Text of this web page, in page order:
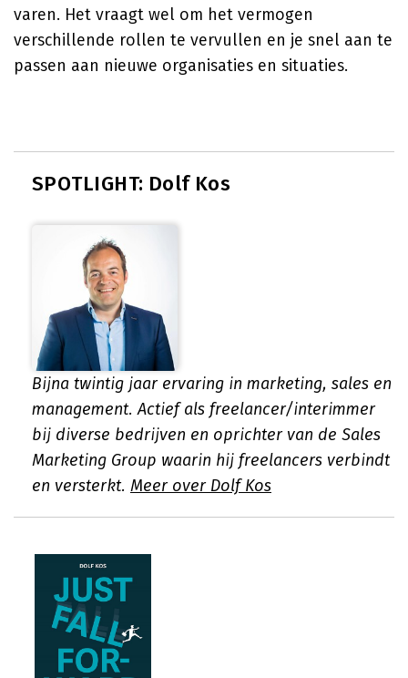
varen. Het vraagt wel om het vermogen
verschillende rollen te vervullen en je snel aan te
passen aan nieuwe organisaties en situaties.
SPOTLIGHT: Dolf Kos
Bijna twintig jaar ervaring in marketing, sales en
management. Actief als freelancer/interimmer
bij diverse bedrijven en oprichter van de Sales
Marketing Group waarin hij freelancers verbindt
en versterkt. Meer over Dolf Kos